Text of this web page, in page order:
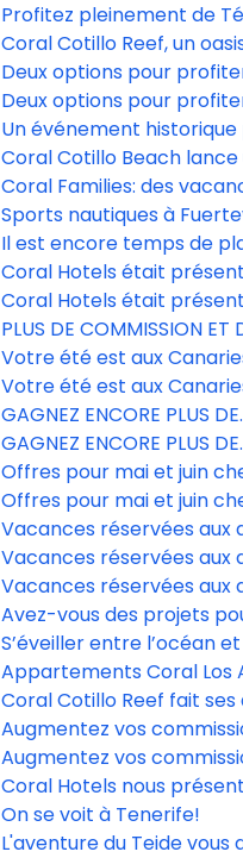
Profitez pleinement de
Espaces, divertissement
avec Coral Hotels
Coral Cotillo Reef, un
d'exclusivité et de
la nature
Deux options pour
Cotillo avec 10 % de
Deux options pour
Cotillo avec 10 % de
Un événement historique
football féminin dans les
Canarie.
Coral Cotillo Beach lance
promotion spéciale avec
réductions allant jusqu'à
Coral Families: des
conçues pour profiter en
Tenerife.
Sports nautiques à
découvrez El Cotillo
Il est encore temps de
l'été de vos clients au
prix. ☀️
Coral Hotels était
Salon des Vacances de El
Inglés à Grande Canarie.
Coral Hotels était
Salon des Vacances de El
Inglés à Grande Canarie.
PLUS DE COMMISSION ET
RÉDUCTIONS AVEC CORAL
EN CE MOIS DE MAI ET
Votre été est aux
exclusifs pour garantir
Votre été est aux
exclusifs pour garantir vos
GAGNEZ ENCORE PLUS DE
COMMISSIONS AVEC
HOTELS EN MAI ET JUIN!
GAGNEZ ENCORE PLUS DE
COMMISSIONS AVEC
HOTELS EN MAI ET JUIN!
Offres pour mai et juin
Hotels, avec 10 % de
Offres pour mai et juin
Hotels, avec 10 % de
Vacances réservées aux
dans le sud de Tenerife.
Vacances réservées aux
dans le sud de Tenerife.
Vacances réservées aux
dans le sud de Tenerife.
Avez-vous des projets
Pâques? Venez découvrir
printemps des Canaries
S’éveiller entre l’océan
Teide: une expérience
à Coral Villas La Quinta
Appartements Coral Los
une valeur sûre pour
voyageurs.
Coral Cotillo Reef fait
en tant que nouvelle
exclusive à
Augmentez vos
maintenant avec Coral
Augmentez vos
maintenant avec Coral
Coral Hotels nous
nouvel hôtel à
Coral Cotillo Reef
On se voit à Tenerife!
L'aventure du Teide vous